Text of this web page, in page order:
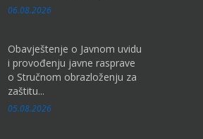
06.08.2026
Obavještenje o Javnom uvidu
i provođenju javne rasprave
o Stručnom obrazloženju za
zaštitu...
05.08.2026